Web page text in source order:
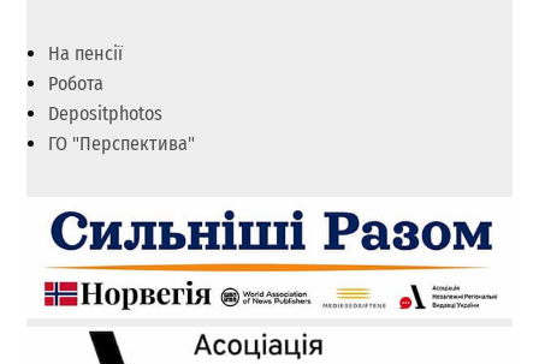
На пенсії
Робота
Depositphotos
ГО "Перспектива"